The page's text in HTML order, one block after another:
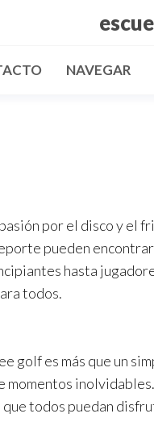
NAVEGAR
por el disco y el
pueden
hasta
todos.
golf es más que un
momentos
todos puedan